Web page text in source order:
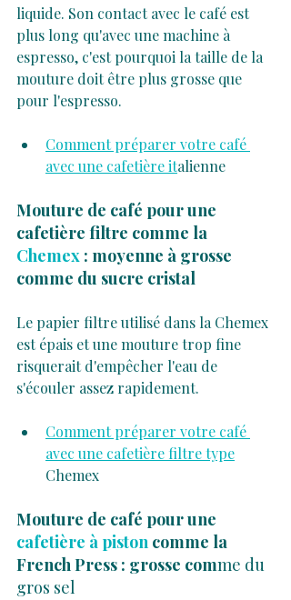
liquide. Son contact avec le café est
plus long qu'avec une machine à
espresso, c'est pourquoi la taille de la
mouture doit être plus grosse que
pour l'espresso.
Comment préparer votre café
avec une cafetière italienne
Mouture de café pour une
cafetière filtre comme la
Chemex : moyenne à grosse
comme du sucre cristal
Le papier filtre utilisé dans la Chemex
est épais et une mouture trop fine
risquerait d'empêcher l'eau de
s'écouler assez rapidement.
Comment préparer votre café
avec une cafetière filtre type
Chemex
Mouture de café pour une
cafetière à piston comme la
French Press : grosse comme du
gros sel